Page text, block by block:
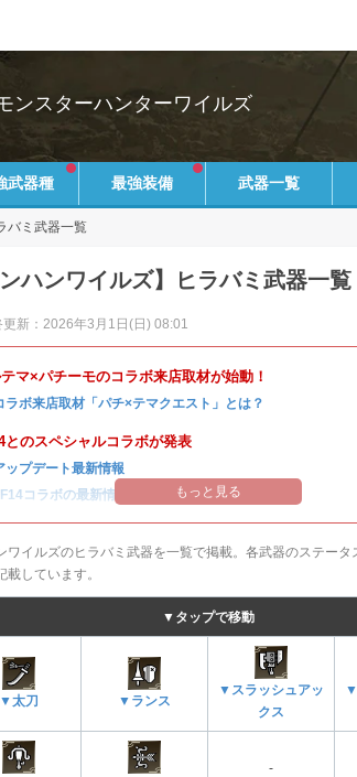
ンスターハンターワイルズ
武器種 最強装備 武器一覧
バミ武器一覧
ンハンワイルズ】ヒラバミ武器一覧
更新：2026年3月1日(日) 08:01
マ×パチーモのコラボ来店取材が始動！
ラボ来店取材「パチ×テマクエスト」とは？
とのスペシャルコラボが発表
ップデート最新情報
コラボの最新情報 オメガ・プラネテス攻略
もっと見る
ワイルズのヒラバミ武器を一覧で掲載。各武器のステータ
載しています。
▼タップで移動
▼太刀 ▼ランス
▼スラッシュアッ
クス
▼
-